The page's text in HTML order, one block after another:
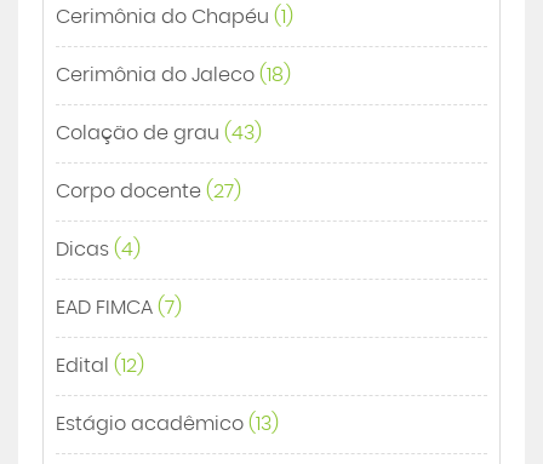
Cerimônia do Chapéu (1)
Cerimônia do Jaleco (18)
Colação de grau (43)
Corpo docente (27)
Dicas (4)
EAD FIMCA (7)
Edital (12)
Estágio acadêmico (13)